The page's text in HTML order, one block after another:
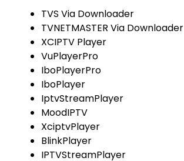
TVS Via Downloader
TVNETMASTER Via Downloader
XCIPTV Player
VuPlayerPro
IboPlayerPro
IboPlayer
IptvStreamPlayer
MoodIPTV
XciptvPlayer
BlinkPlayer
IPTVStreamPlayer